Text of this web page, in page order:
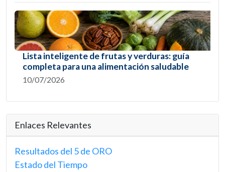
Lista inteligente de frutas y verduras: guía
completa para una alimentación saludable
10/07/2026
Enlaces Relevantes
Resultados del 5 de ORO
Estado del Tiempo